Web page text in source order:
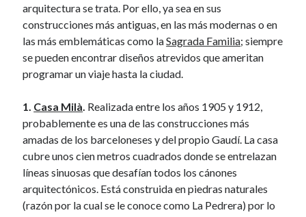
Hello 2018!
Lo mejorcito de 2017. Vol II.
Lo mejor del 2017. Vol I.
Nace el Camino de SwingTiago
arquitectura se trata. Por ello, ya sea en sus
construcciones más antiguas, en las más modernas o en
las más emblemáticas como laSagrada Familia; siempre
se pueden encontrar diseños atrevidos que ameritan
programar un viaje hasta la ciudad.
1. Casa Milà. Realizada entre los años 1905 y 1912,
probablemente es una de las construcciones más
amadas de los barceloneses y del propio Gaudí. La casa
cubre unos cien metros cuadrados donde se entrelazan
líneas sinuosas que desafían todos los cánones
arquitectónicos. Está construida en piedras naturales
(razón por la cual se le conoce como La Pedrera) por lo